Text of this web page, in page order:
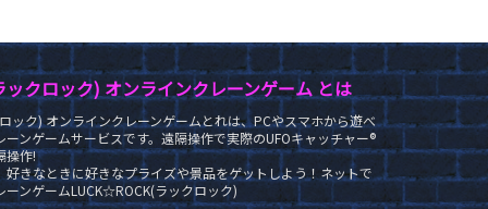
クロック) オンラインクレーンゲーム とは
ック) オンラインクレーンゲームとれは、PCやスマホから遊べ
ーンゲームサービスです。遠隔操作で実際のUFOキャッチャー®
操作!
好きなときに好きなプライズや景品をゲットしよう！ネットで
ンゲームLUCK☆ROCK(ラックロック)